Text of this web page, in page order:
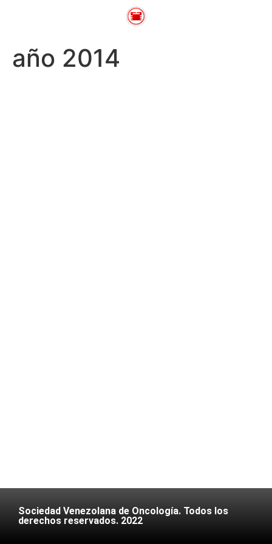
año 2014
Sociedad Venezolana de Oncología. Todos los
derechos reservados. 2022